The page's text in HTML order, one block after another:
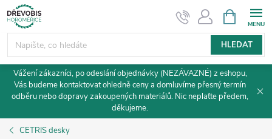
Přejít
na
obsah
HLEDAT
NÁKUPNÍ
KOŠÍK
Vážení zákazníci, po odeslání objednávky (NEZÁVAZNÉ) z eshopu,
Vás budeme kontaktovat ohledně ceny a domluvíme přesný termín
odběru nebo dopravy zakoupených materiálů. Nic neplaťte předem,
děkujeme.
CETRIS desky